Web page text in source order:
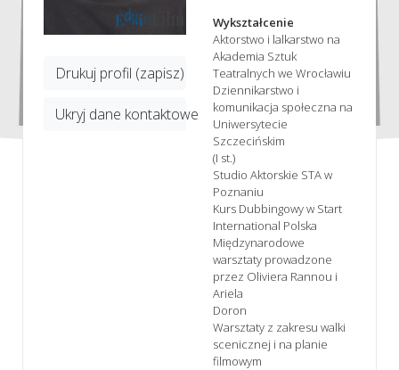
Drukuj profil (zapisz)
Ukryj dane kontaktowe
Wykształcenie
Aktorstwo i lalkarstwo na
Akademia Sztuk
Teatralnych we Wrocławiu
Dziennikarstwo i
komunikacja społeczna na
Uniwersytecie
Szczecińskim
(I st.)
Studio Aktorskie STA w
Poznaniu
Kurs Dubbingowy w Start
International Polska
Międzynarodowe
warsztaty prowadzone
przez Oliviera Rannou i
Ariela
Doron
Warsztaty z zakresu walki
scenicznej i na planie
filmowym